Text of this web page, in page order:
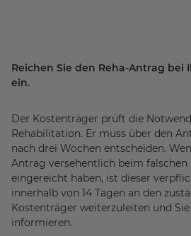
Reichen Sie den Reha-Antrag bei
ein.
Der Kostenträger prüft die
Rehabilitation. Er muss über den
nach drei Wochen entscheiden.
Antrag versehentlich beim falschen
eingereicht haben, ist dieser
innerhalb von 14 Tagen an den
Kostenträger weiterzuleiten und
informieren.